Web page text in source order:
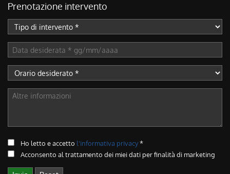
Prenotazione intervento
Ho letto e accetto l'informativa privacy*
Acconsento al trattamento dei miei dati per finalità di marketing